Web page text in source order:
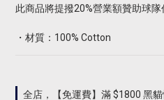
此商品將提撥20%營業額贊助球隊
・材質：100% Cotton
全店，【免運費】滿 $1800 黑